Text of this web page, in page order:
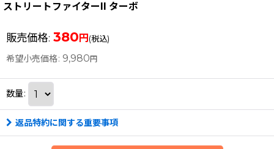
ストリートファイターII ターボ
販売価格: 380 円 (税込)
希望小売価格: 9,980 円
数量:
返品特約に関する重要事項